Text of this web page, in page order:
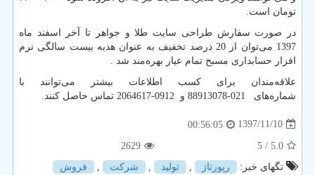
تومان است
در صورت سفارش طراحی سایت طلا و جواهر تا آخر اسفند ماه
1397 می‌توان از 20 درصد تخفیف به عنوان هدیه بیست سالگی نرم
افزار حسابداری مسبح تمام عیار بهره‌مند شد
علاقه‌مندان برای کسب اطلاعات بیشتر می‌توانند با
شماره‌های
88913078-021 و 2064617-0912 تماس حاصل کنند
1397/11/10
00:56:05
5.0
/ 5
2629
تگهای خبر:
رپورتاژ تولید شركت فروش